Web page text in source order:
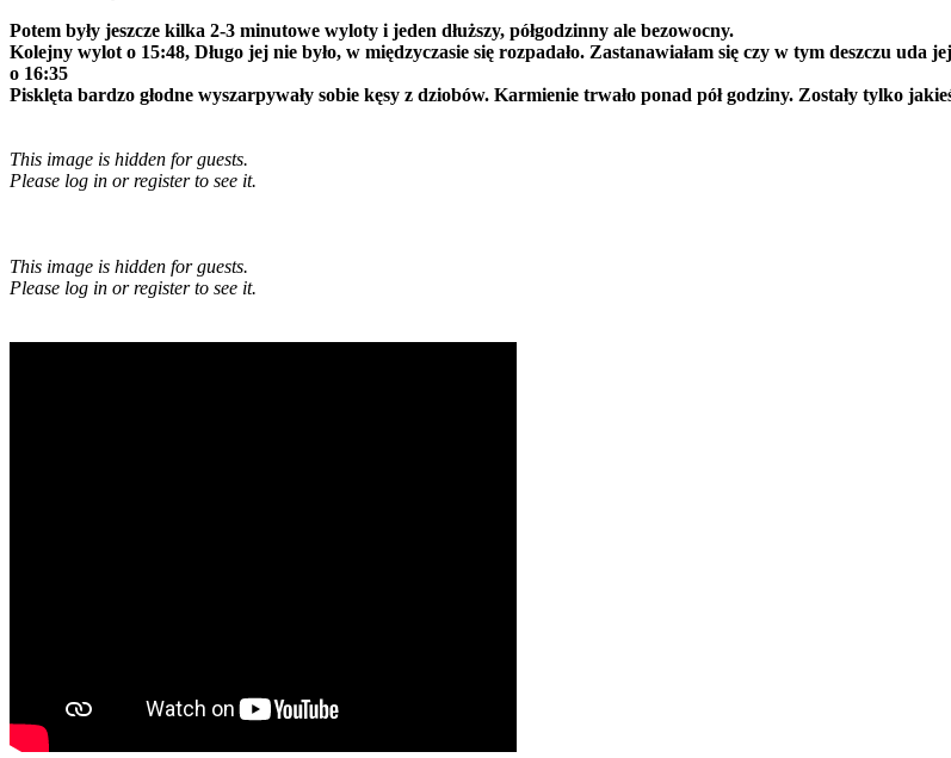
Potem były jeszcze kilka 2-3 minutowe wyloty i jeden dłuższy, półgodzinny ale bezowocny.
Kolejny wylot o 15:48, Długo jej nie było, w międzyczasie się rozpadało. Zastanawiałam się czy w tym deszczu uda
o 16:35
Pisklęta bardzo głodne wyszarpywały sobie kęsy z dziobów. Karmienie trwało ponad pół godziny. Zostały tylko
This image is hidden for guests.
Please log in or register to see it.
This image is hidden for guests.
Please log in or register to see it.